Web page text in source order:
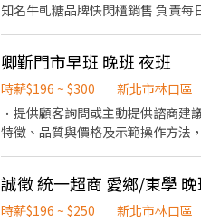
知名牛軋糖品牌快閃櫃銷售 負責每
卿斳門市早班 晚班 夜班
時薪$196 ~ $300
新北市林口區
．提供顧客詢問或主動提供諮商
特徵、品質與價格及示範操作方法
誠徵 統一超商 愛鄉/東學 晚
時薪$196 ~ $250
新北市林口區